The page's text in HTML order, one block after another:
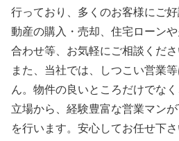
行っており、多くのお客様にご
動産の購入・売却、住宅ローン
合わせ等、お気軽にご相談くださ
また、当社では、しつこい営業
ん。物件の良いところだけでな
立場から、経験豊富な営業マン
を行います。安心してお任せ下さ